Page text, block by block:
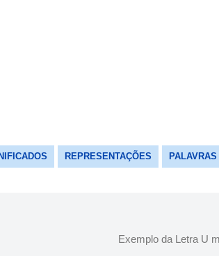
REPRESENTAÇÕES
Exemplo da Letra U